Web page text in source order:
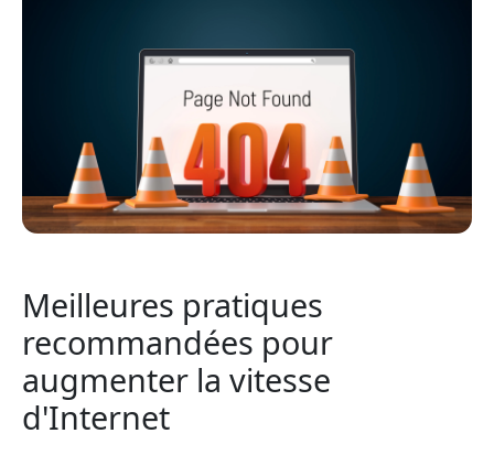
Meilleures pratiques
recommandées pour
augmenter la vitesse
d'Internet